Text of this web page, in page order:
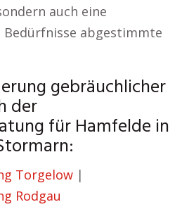
auch eine
Bedürfnisse abgestimmte
gebräuchlicher
der
für Hamfelde in
Torgelow |
Rodgau